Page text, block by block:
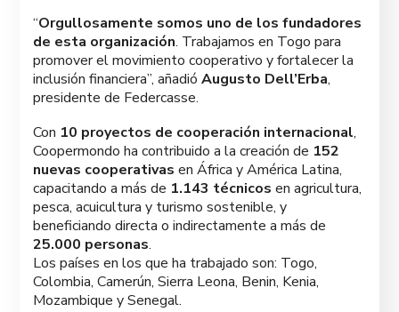
“Orgullosamente somos uno de los fundadores
de esta organización. Trabajamos en Togo para
promover el movimiento cooperativo y fortalecer la
inclusión financiera”, añadióAugusto Dell’Erba,
presidente de Federcasse.
Con 10 proyectos de cooperación internacional,
Coopermondo ha contribuido a la creación de 152
nuevas cooperativas en África y América Latina,
capacitando a más de 1.143 técnicos en agricultura,
pesca, acuicultura y turismo sostenible, y
beneficiando directa o indirectamente a más de
25.000 personas.
Los países en los que ha trabajado son: Togo,
Colombia, Camerún, Sierra Leona, Benin, Kenia,
Mozambique y Senegal.